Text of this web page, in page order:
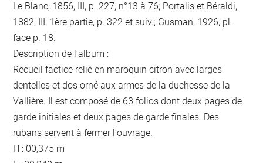
Le Blanc, 1856, III, p. 227, n°13 à 76; Portalis et Béraldi,
1882, III, 1ère partie, p. 322 et suiv.; Gusman, 1926, pl.
face p. 18.
Description de l'album :
Recueil factice relié en maroquin citron avec larges
dentelles et dos orné aux armes de la duchesse de la
Vallière. Il est composé de 63 folios dont deux pages de
garde initiales et deux pages de garde finales. Des
rubans servent à fermer l'ouvrage.
H : 00,375 m